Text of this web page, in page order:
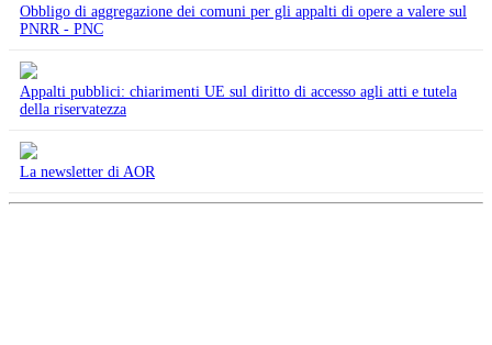
Obbligo di aggregazione dei comuni per gli appalti di opere a valere sul
PNRR - PNC
Appalti pubblici: chiarimenti UE sul diritto di accesso agli atti e tutela
della riservatezza
La newsletter di AOR